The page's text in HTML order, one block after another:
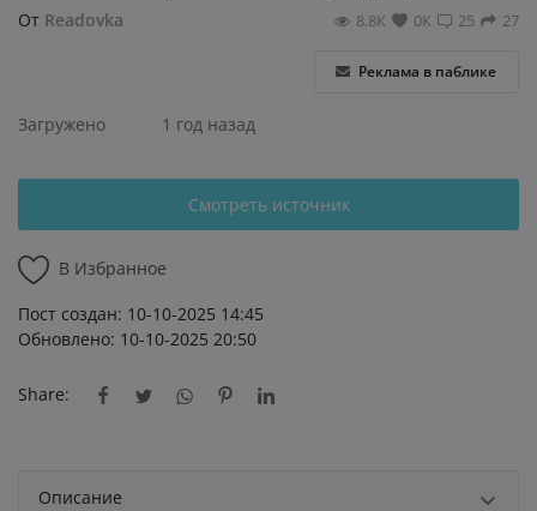
От Readovka 27
25
0К
8.8К
Реклама в паблике
Загружено 1 год назад
Смотреть источник
В Избранное
Пост создан: 10-10-2025 14:45
Обновлено: 10-10-2025 20:50
Share:
Описание